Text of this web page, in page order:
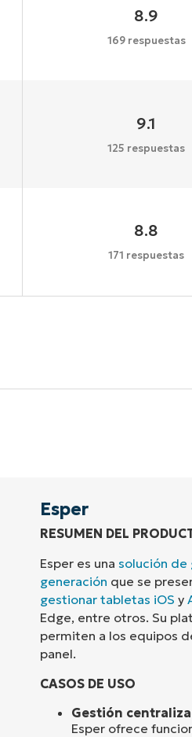
8.9
169 respuestas
9.1
125 respuestas
8.8
171 respuestas
Esper
RESUMEN DEL
Esper es una solución de
generación que se
gestionar tabletas iOS y
Edge, entre otros. Su
permiten a los equipos
panel.
CASOS DE USO
Gestión
Esper ofrece
Company